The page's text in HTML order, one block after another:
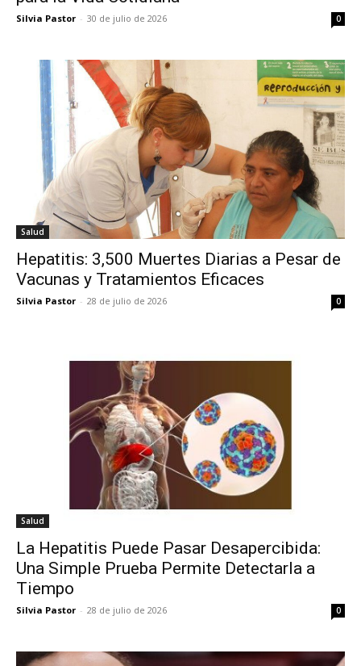
Silvia Pastor - 30 de julio de 2026 0
Salud
Hepatitis: 3,500 Muertes Diarias a Pesar de
Vacunas y Tratamientos Eficaces
Silvia Pastor - 28 de julio de 2026 0
Salud
La Hepatitis Puede Pasar Desapercibida:
Una Simple Prueba Permite Detectarla a
Tiempo
Silvia Pastor - 28 de julio de 2026 0